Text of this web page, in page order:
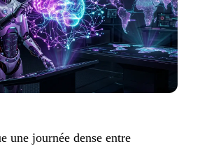
une journée dense entre